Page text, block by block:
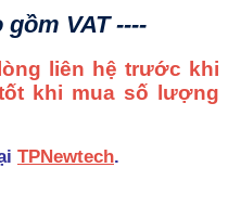
VAT ----
liên hệ trước khi
khi mua số lượng
TPNewtech.